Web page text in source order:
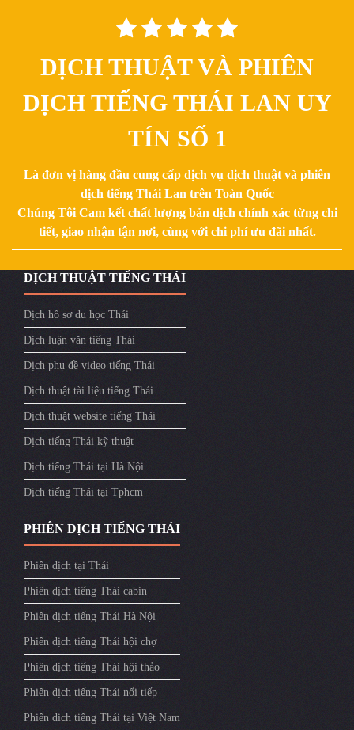
DỊCH THUẬT VÀ PHIÊN
DỊCH TIẾNG THÁI LAN UY
TÍN SỐ 1
Là đơn vị hàng đầu cung cấp dịch vụ dịch thuật và phiên
dịch tiếng Thái Lan trên Toàn Quốc
Chúng Tôi Cam kết chất lượng bản dịch chính xác từng chi
tiết, giao nhận tận nơi, cùng với chi phí ưu đãi nhất.
DỊCH THUẬT TIẾNG THÁI
Dịch hồ sơ du học Thái
Dịch luận văn tiếng Thái
Dịch phụ đề video tiếng Thái
Dịch thuật tài liệu tiếng Thái
Dịch thuật website tiếng Thái
Dịch tiếng Thái kỹ thuật
Dịch tiếng Thái tại Hà Nội
Dịch tiếng Thái tại Tphcm
PHIÊN DỊCH TIẾNG THÁI
Phiên dịch tại Thái
Phiên dịch tiếng Thái cabin
Phiên dịch tiếng Thái Hà Nội
Phiên dịch tiếng Thái hội chợ
Phiên dịch tiếng Thái hội thảo
Phiên dịch tiếng Thái nối tiếp
Phiên dich tiếng Thái tại Việt Nam